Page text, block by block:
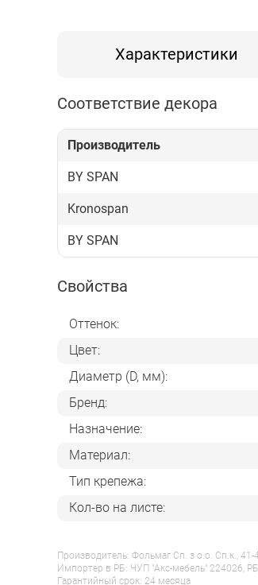
Характеристики
Соответствие декора
Производитель
BY SPAN
Kronospan
BY SPAN
Свойства
Оттенок:
Цвет:
Диаметр (D, мм):
Бренд:
Назначение:
Материал:
Тип крепежа:
Кол-во на листе:
Производитель: Фольмаг Сп. з о.о. Сп.к.,
Импортер в РБ: ЧУП "Акс-мебель" 224026,
Гарантийный срок: 24 месяца